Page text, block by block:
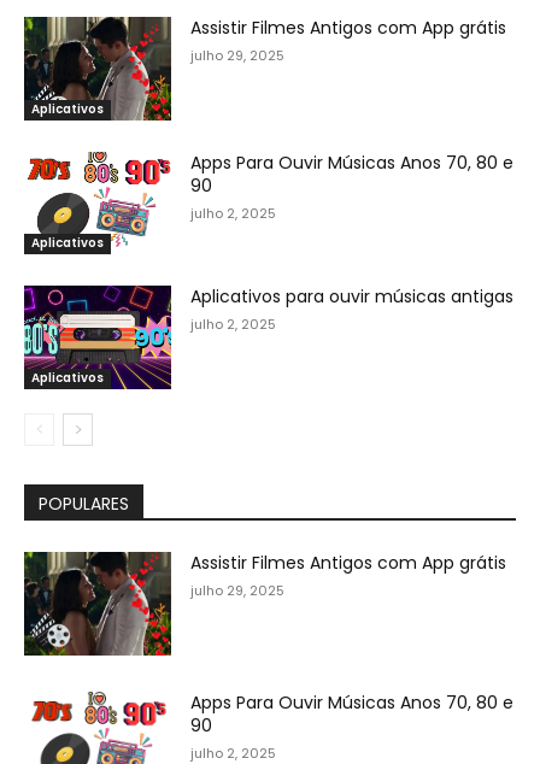
Aplicativos
Assistir Filmes Antigos com App grátis
julho 29, 2025
Aplicativos
Apps Para Ouvir Músicas Anos 70, 80 e
90
julho 2, 2025
Aplicativos
Aplicativos para ouvir músicas antigas
julho 2, 2025
POPULARES
Assistir Filmes Antigos com App grátis
julho 29, 2025
Apps Para Ouvir Músicas Anos 70, 80 e
90
julho 2, 2025